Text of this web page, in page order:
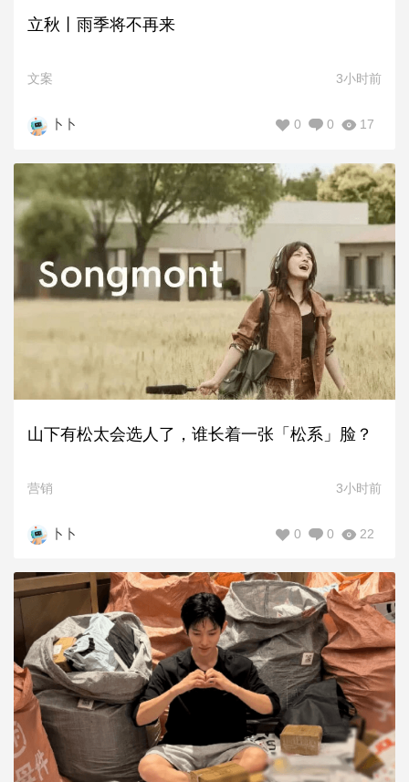
立秋丨雨季将不再来
文案 3小时前
卜卜 17
0
0
山下有松太会选人了，谁长着一张「松系」脸？
营销 3小时前
卜卜 22
0
0